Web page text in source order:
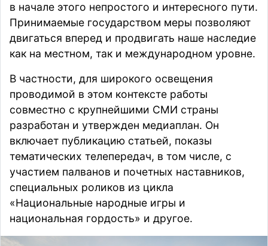
в начале этого непростого и интересного пути.
Принимаемые государством меры позволяют
двигаться вперед и продвигать наше наследие
как на местном, так и международном уровне.
В частности, для широкого освещения
проводимой в этом контексте работы
совместно с крупнейшими СМИ страны
разработан и утвержден медиаплан. Он
включает публикацию статьей, показы
тематических телепередач, в том числе, с
участием палванов и почетных наставников,
специальных роликов из цикла
«Национальные народные игры и
национальная гордость» и другое.